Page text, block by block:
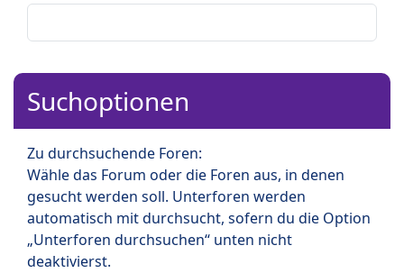
Suchoptionen
Zu durchsuchende Foren:
Wähle das Forum oder die Foren aus, in denen
gesucht werden soll. Unterforen werden
automatisch mit durchsucht, sofern du die Option
„Unterforen durchsuchen“ unten nicht
deaktivierst.